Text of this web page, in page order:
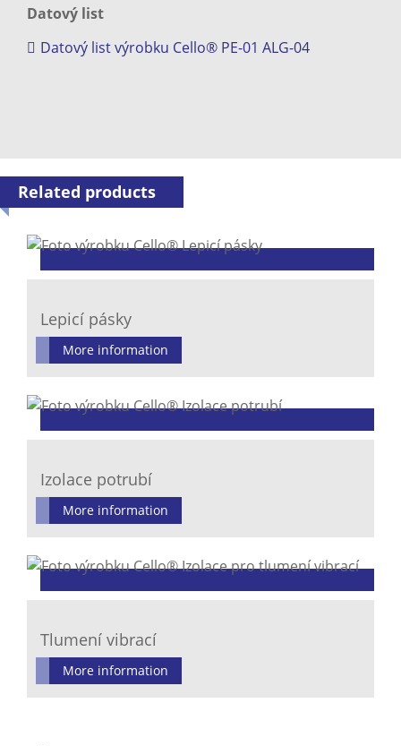
Datový list
Datový list výrobku Cello® PE-01 ALG-04
Related products
Lepicí pásky
More information
Izolace potrubí
More information
Tlumení vibrací
More information